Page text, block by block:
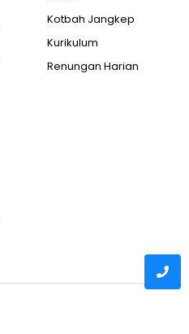
Kotbah Jangkep
Kurikulum
Renungan Harian